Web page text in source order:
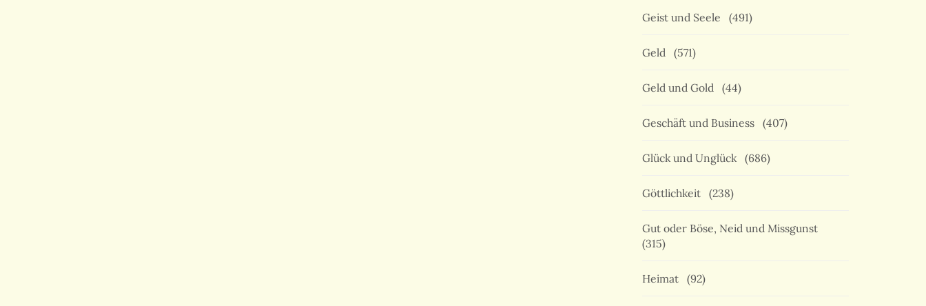
Geist und Seele (491)
Geld (571)
Geld und Gold (44)
Geschäft und Business (407)
Glück und Unglück (686)
Göttlichkeit (238)
Gut oder Böse, Neid und Missgunst
(315)
Heimat (92)